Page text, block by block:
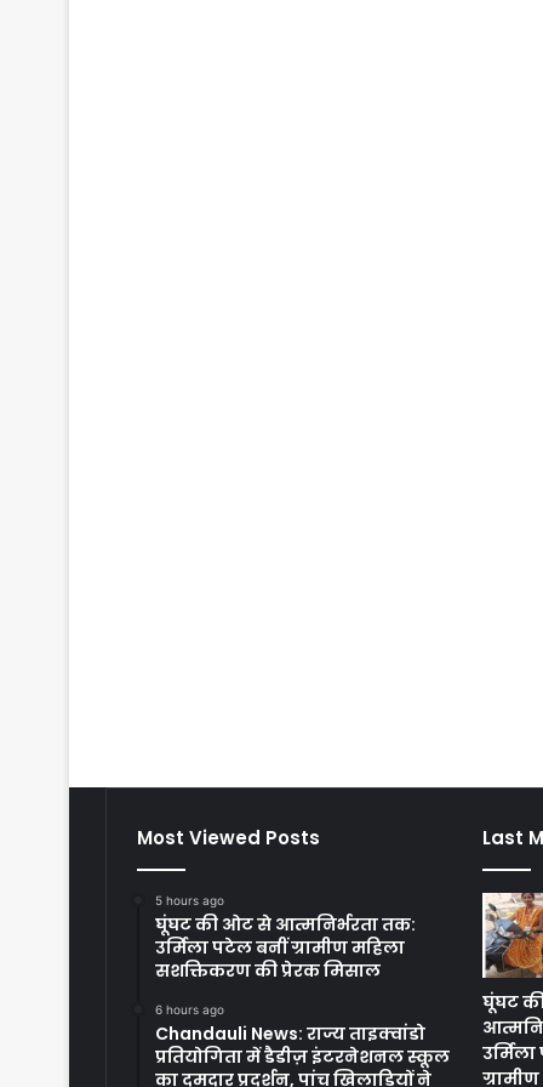
Most Viewed Posts
5 hours ago
घूंघट की ओट से आत्मनिर्भरता तक:
उर्मिला पटेल बनीं ग्रामीण महिला
सशक्तिकरण की प्रेरक मिसाल
6 hours ago
Chandauli News: राज्य ताइक्वांडो
प्रतियोगिता में डैडीज़ इंटरनेशनल स्कूल
का दमदार प्रदर्शन, पांच खिलाड़ियों ने
Last
घूंघट